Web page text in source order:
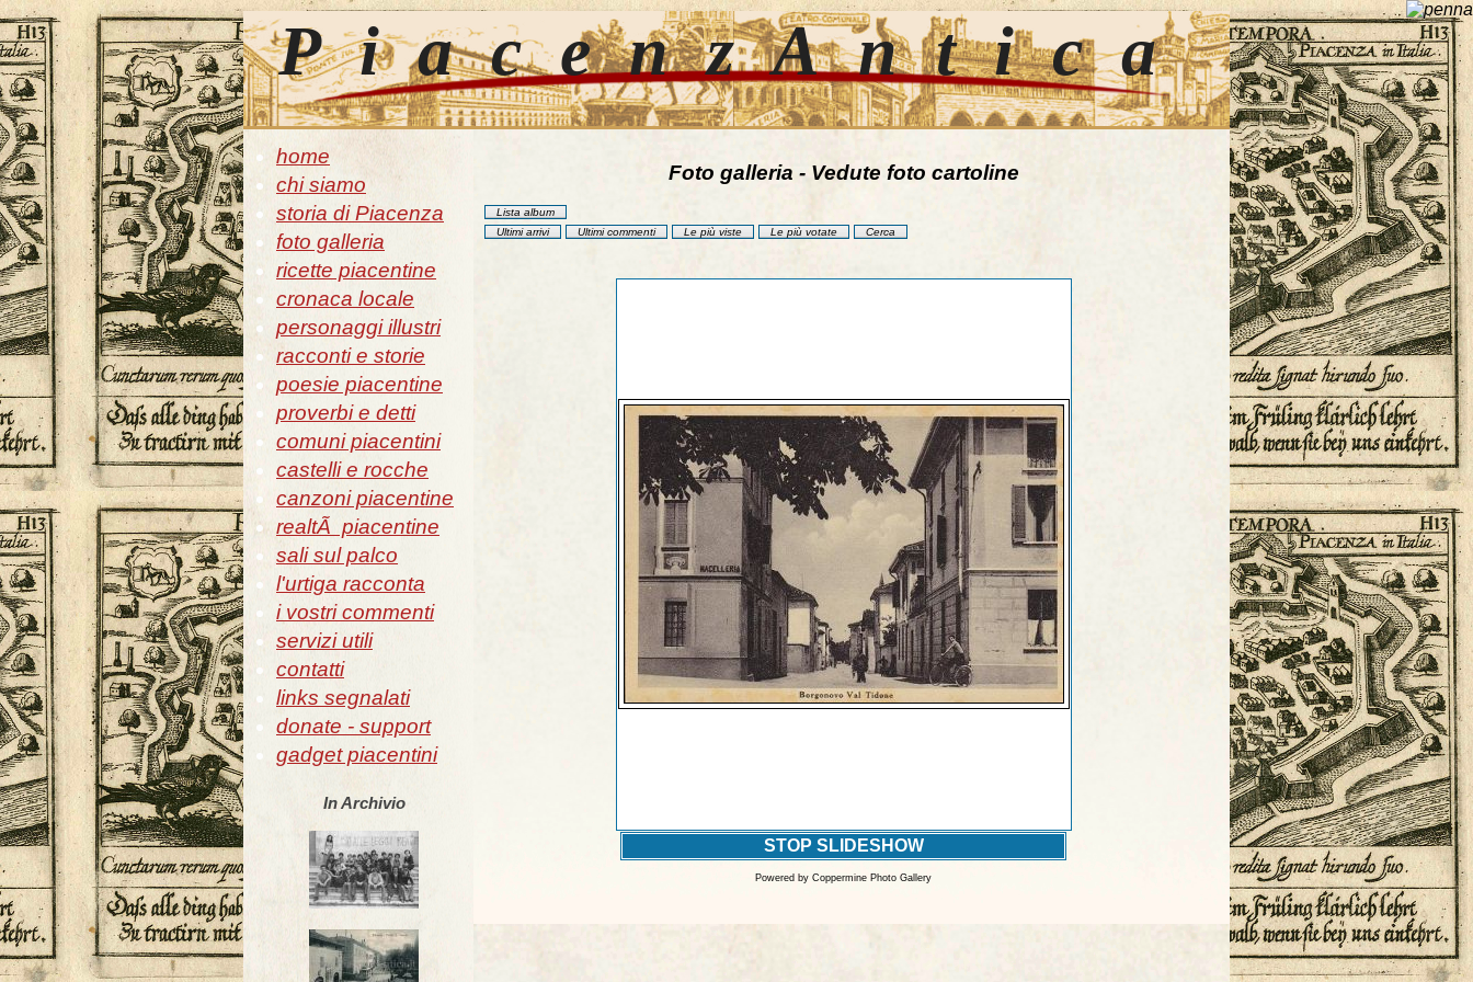
PiacenzAntica
home
chi siamo
storia di Piacenza
foto galleria
ricette piacentine
cronaca locale
personaggi illustri
racconti e storie
poesie piacentine
proverbi e detti
comuni piacentini
castelli e rocche
canzoni piacentine
realtÃ piacentine
sali sul palco
l'urtiga racconta
i vostri commenti
servizi utili
contatti
links segnalati
donate - support
gadget piacentini
In Archivio
Foto galleria - Vedute foto cartoline
Lista album
Ultimi arrivi
Ultimi commenti Le più viste Le più votate Cerca
STOP SLIDESHOW
Powered by Coppermine Photo Gallery